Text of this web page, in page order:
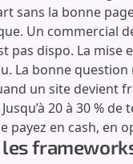
sans la bonne
Un commercial
pas dispo. La mise
La bonne question
un site devient
20 à 30 %
payez en cash, en